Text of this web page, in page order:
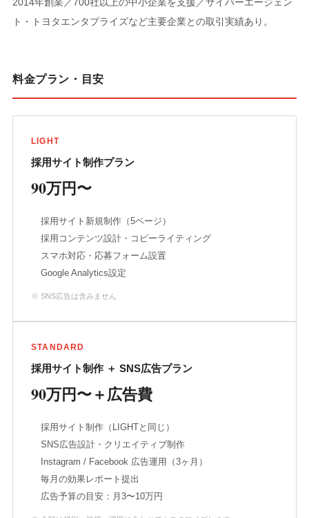
ト・トヨタエンタプライズなど主要企業との取引実績あり。
料金プラン・目安
LIGHT
採用サイト制作プラン
90万円〜
採用サイト新規制作（5ページ）
採用コンテンツ設計・コピーライティング
スマホ対応・応募フォーム設置
Google Analytics設定
※ SNS広告は含みません
STANDARD
採用サイト制作 ＋ SNS広告プラン
90万円〜＋広告費
採用サイト制作（LIGHTと同じ）
SNS広告設計・クリエイティブ制作
Instagram / Facebook 広告運用（3ヶ月）
毎月の効果レポート提出
広告予算の目安：月3〜10万円